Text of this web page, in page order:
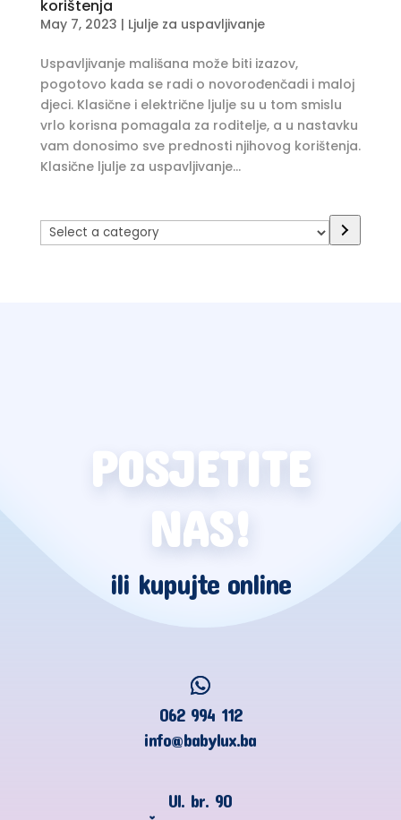
korištenja
May 7, 2023 | Ljulje za uspavljivanje
Uspavljivanje mališana može biti izazov,
pogotovo kada se radi o novorođenčadi i maloj
djeci. Klasične i električne ljulje su u tom smislu
vrlo korisna pomagala za roditelje, a u nastavku
vam donosimo sve prednosti njihovog korištenja.
Klasične ljulje za uspavljivanje...
Select
a
POSJETITE
NAS!
ili kupujte online
062 994 112
info@babylux.ba
Ul. br. 90